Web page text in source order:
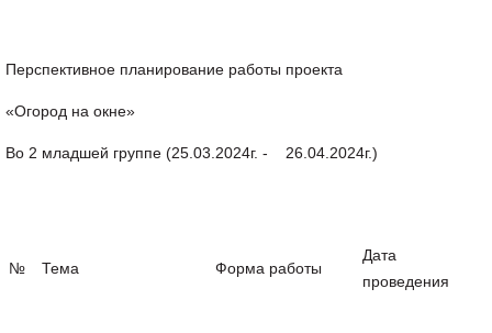
Перспективное планирование работы проекта
«Огород на окне»
Во 2 младшей группе (25.03.2024г. - 26.04.2024г.)
№ Тема Форма работы
Дата
проведения